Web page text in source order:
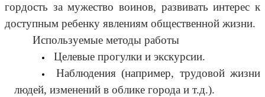
гордость за мужество воинов, развивать интерес к
доступным ребенку явлениям общественной жизни.
Используемые методы работы
Целевые прогулки и экскурсии.
Наблюдения (например, трудовой жизни
людей, изменений в облике города и т.д.).